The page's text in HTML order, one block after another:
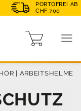
PORTOFREI AB
CHF 700
| ARBEITSHELME